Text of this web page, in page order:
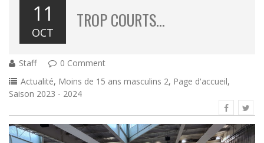
11
OCT
TROP COURTS…
Staff
0 Comment
Actualité, Moins de 15 ans masculins 2, Page d'accueil,
Saison 2023 - 2024